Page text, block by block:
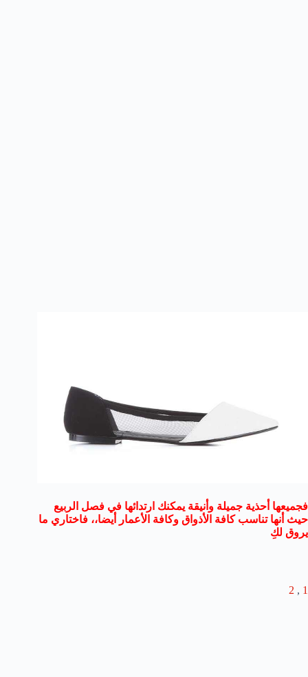
فجميعها أحذية جميلة وأنيقة يمكنك ارتدائها في فصل الربيع
حيث أنها تناسب كافة الأذواق وكافة الأعمار أيضا،، فاختاري ما
يروق لكِ
1
,
2